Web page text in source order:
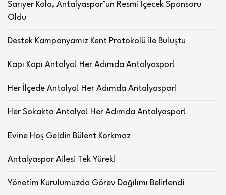
Sarıyer Kola, Antalyaspor’un Resmi İçecek Sponsoru
Oldu
Destek Kampanyamız Kent Protokolü ile Buluştu
Kapı Kapı Antalya! Her Adımda Antalyaspor!
Her İlçede Antalya! Her Adımda Antalyaspor!
Her Sokakta Antalya! Her Adımda Antalyaspor!
Evine Hoş Geldin Bülent Korkmaz
Antalyaspor Ailesi Tek Yürek!
Yönetim Kurulumuzda Görev Dağılımı Belirlendi